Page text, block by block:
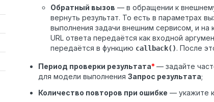
Обратный вызов — в обращении к
вернуть результат. То есть в параметрах
выполнения задачи внешним сервисом, и на
URL ответа передаётся как входной
передаётся в функцию callback(). После
Период проверки результата* — задайте
для модели выполнения Запрос результата;
Количество повторов при ошибке — укажите